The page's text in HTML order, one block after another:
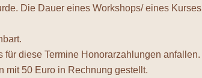
Die Dauer eines Workshops/ eines
diese Termine Honorarzahlungen anfallen.
mit 50 Euro in Rechnung gestellt.